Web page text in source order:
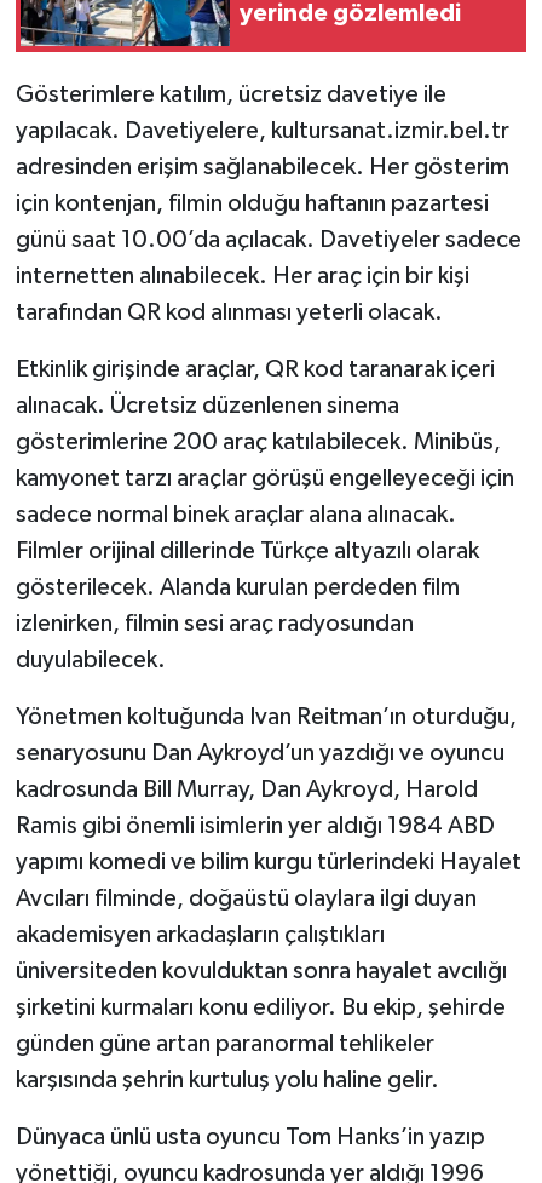
yerinde gözlemledi
Gösterimlere katılım, ücretsiz davetiye ile
yapılacak. Davetiyelere, kultursanat.izmir.bel.tr
adresinden erişim sağlanabilecek. Her gösterim
için kontenjan, filmin olduğu haftanın pazartesi
günü saat 10.00’da açılacak. Davetiyeler sadece
internetten alınabilecek. Her araç için bir kişi
tarafından QR kod alınması yeterli olacak.
Etkinlik girişinde araçlar, QR kod taranarak içeri
alınacak. Ücretsiz düzenlenen sinema
gösterimlerine 200 araç katılabilecek. Minibüs,
kamyonet tarzı araçlar görüşü engelleyeceği için
sadece normal binek araçlar alana alınacak.
Filmler orijinal dillerinde Türkçe altyazılı olarak
gösterilecek. Alanda kurulan perdeden film
izlenirken, filmin sesi araç radyosundan
duyulabilecek.
Yönetmen koltuğunda Ivan Reitman’ın oturduğu,
senaryosunu Dan Aykroyd’un yazdığı ve oyuncu
kadrosunda Bill Murray, Dan Aykroyd, Harold
Ramis gibi önemli isimlerin yer aldığı 1984 ABD
yapımı komedi ve bilim kurgu türlerindeki Hayalet
Avcıları filminde, doğaüstü olaylara ilgi duyan
akademisyen arkadaşların çalıştıkları
üniversiteden kovulduktan sonra hayalet avcılığı
şirketini kurmaları konu ediliyor. Bu ekip, şehirde
günden güne artan paranormal tehlikeler
karşısında şehrin kurtuluş yolu haline gelir.
Dünyaca ünlü usta oyuncu Tom Hanks’in yazıp
yönettiği, oyuncu kadrosunda yer aldığı 1996